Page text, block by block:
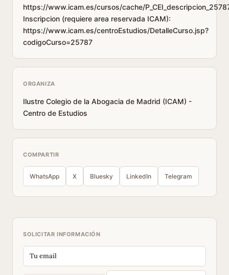
https://www.icam.es/cursos/cache/
Inscripcion (requiere area reservada ICAM):
https://www.icam.es/centroEstudios/DetalleCurso.jsp?
codigoCurso=25787
ORGANIZA
Ilustre Colegio de la Abogacia de Madrid (ICAM) -
Centro de Estudios
COMPARTIR
WhatsApp X Bluesky LinkedIn Telegram
SOLICITAR INFORMACIÓN